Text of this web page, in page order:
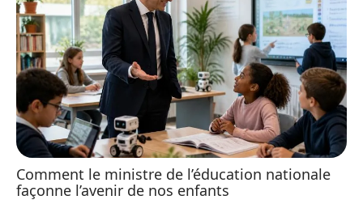
Comment le ministre de l’éducation nationale
façonne l’avenir de nos enfants